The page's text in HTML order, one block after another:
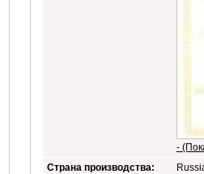
-
Страна производства: